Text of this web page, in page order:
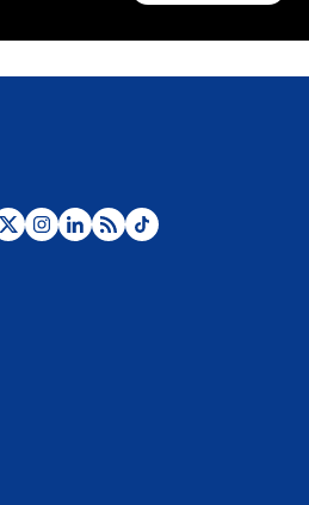
"No hubo fraude ni posibilidad de